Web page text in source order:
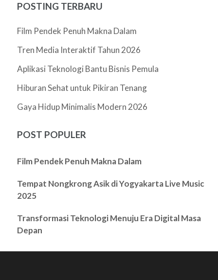
POSTING TERBARU
Film Pendek Penuh Makna Dalam
Tren Media Interaktif Tahun 2026
Aplikasi Teknologi Bantu Bisnis Pemula
Hiburan Sehat untuk Pikiran Tenang
Gaya Hidup Minimalis Modern 2026
POST POPULER
Film Pendek Penuh Makna Dalam
Tempat Nongkrong Asik di Yogyakarta Live Music
2025
Transformasi Teknologi Menuju Era Digital Masa
Depan